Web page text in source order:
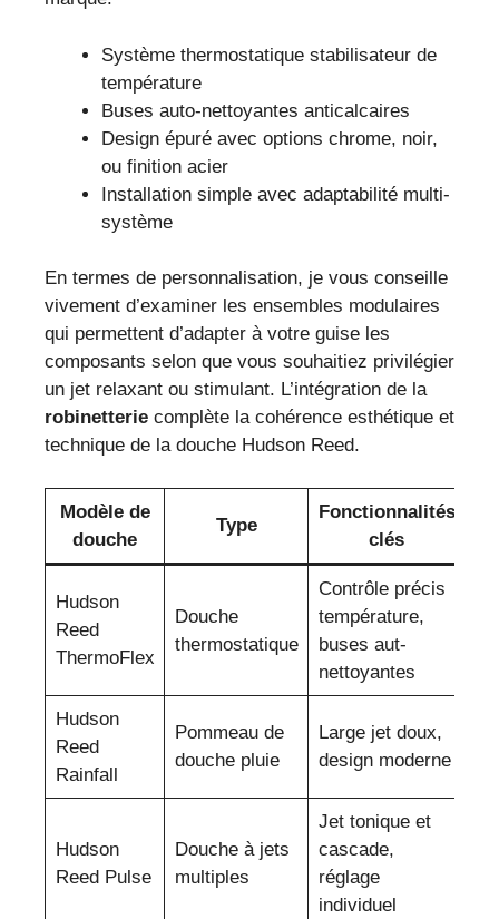
Système thermostatique stabilisateur de
température
Buses auto-nettoyantes anticalcaires
Design épuré avec options chrome, noir,
ou finition acier
Installation simple avec adaptabilité multi-
système
En termes de personnalisation, je vous conseille
vivement d’examiner les ensembles modulaires
qui permettent d’adapter à votre guise les
composants selon que vous souhaitiez privilégier
un jet relaxant ou stimulant. L’intégration de la
robinetterie complète la cohérence esthétique et
technique de la douche Hudson Reed.
Modèle de
douche
Type
Fonctionnalités
clés
Hudson
Reed
ThermoFlex
Douche
thermostatique
Contrôle précis
température,
buses aut-
nettoyantes
Hudson
Reed
Rainfall
Pommeau de
douche pluie
Large jet doux,
design moderne
Hudson
Reed Pulse
Douche à jets
multiples
Jet tonique et
cascade,
réglage
individuel